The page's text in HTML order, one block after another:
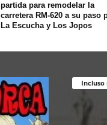
partida para remodelar la
carretera RM-620 a su paso
La Escucha y Los Jopos
Incluso